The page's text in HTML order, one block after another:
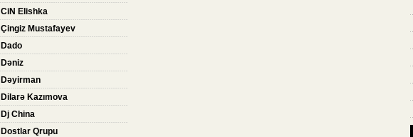
CiN Elishka
Çingiz Mustafayev
Dado
Dəniz
Dəyirman
Dilarə Kazımova
Dj China
Dostlar Qrupu